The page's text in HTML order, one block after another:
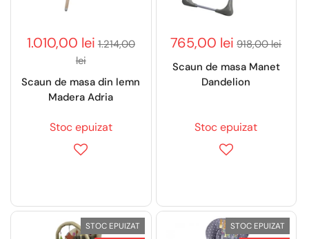
1.010,00 lei 1.214,00
lei
Scaun de masa din lemn
Madera Adria
Stoc epuizat
765,00 lei 918,00 lei
Scaun de masa Manet
Dandelion
Stoc epuizat
STOC EPUIZAT
STOC EPUIZAT